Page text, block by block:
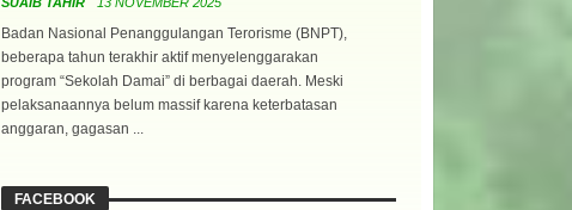
Badan Nasional Penanggulangan Terorisme (BNPT),
beberapa tahun terakhir aktif menyelenggarakan
program “Sekolah Damai” di berbagai daerah. Meski
pelaksanaannya belum massif karena keterbatasan
anggaran, gagasan ...
FACEBOOK